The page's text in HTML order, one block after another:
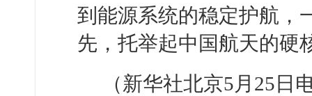
到能源系统的稳定护航，
先，托举起中国航天的硬
（新华社北京5月25日